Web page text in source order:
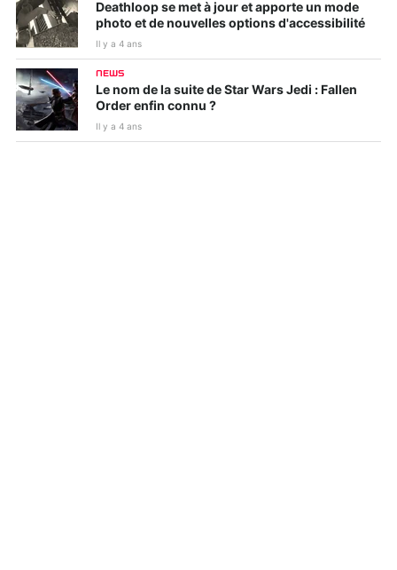
Deathloop se met à jour et apporte un mode
photo et de nouvelles options d'accessibilité
Il y a 4 ans
NEWS
Le nom de la suite de Star Wars Jedi : Fallen
Order enfin connu ?
Il y a 4 ans